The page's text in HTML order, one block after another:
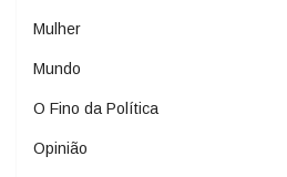
Mulher
Mundo
O Fino da Política
Opinião